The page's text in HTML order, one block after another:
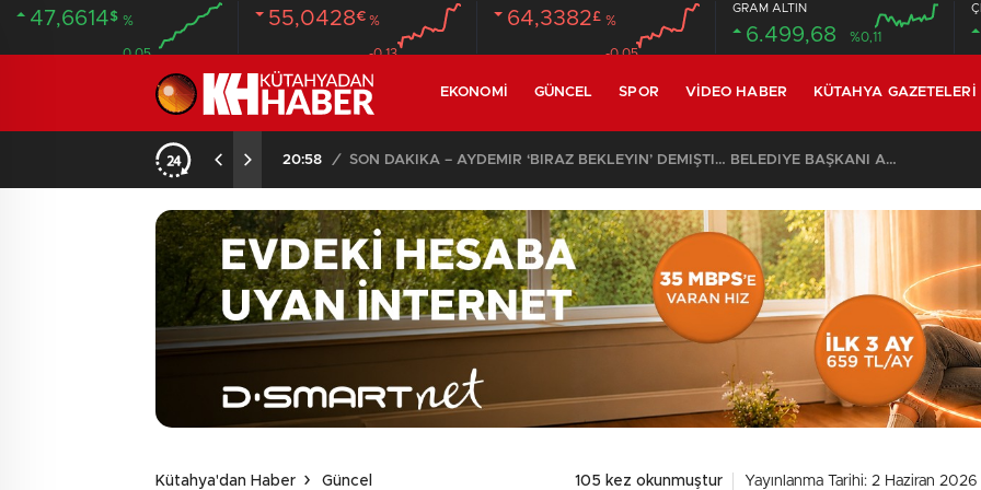
47,6614$ %
0.05
55,0428€ %
-0.13
64,3382£ %
-0.05
GRAM ALTIN
6.499,68 %0,11
EKONOMI GÜNCEL SPOR VIDEO HABER KÜTAHYA GAZETELERI
20:58 / SON DAKİKA – AYDEMİR ‘BİRAZ BEKLEYİN’ DEMİŞTİ… BELEDİYE BAŞKANI AK PARTİ’YE GEÇİYOR
Kütahya'dan Haber Güncel 105 kez okunmuştur Yayınlanma Tarihi: 2 Haziran